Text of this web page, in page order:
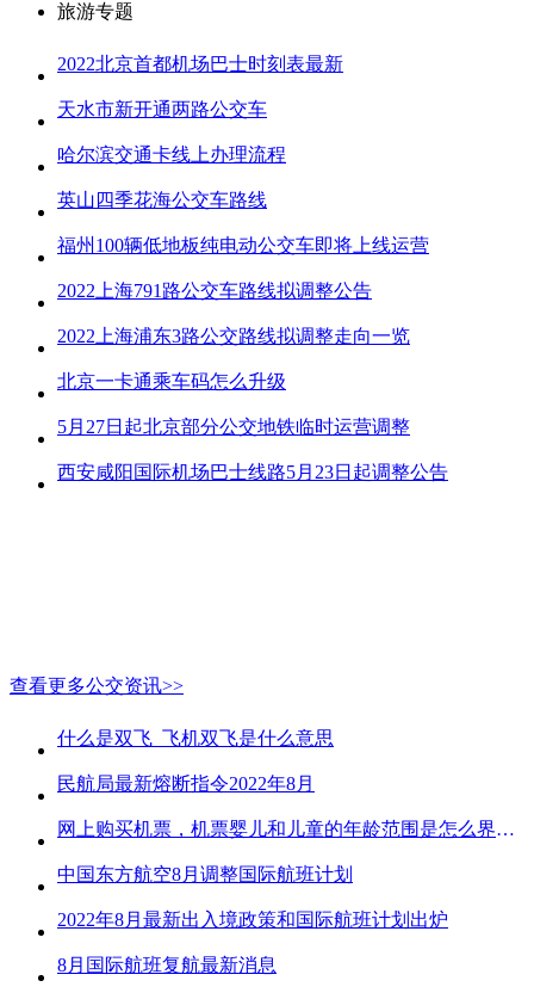
旅游专题
2022北京首都机场巴士时刻表最新
天水市新开通两路公交车
哈尔滨交通卡线上办理流程
英山四季花海公交车路线
福州100辆低地板纯电动公交车即将上线运营
2022上海791路公交车路线拟调整公告
2022上海浦东3路公交路线拟调整走向一览
北京一卡通乘车码怎么升级
5月27日起北京部分公交地铁临时运营调整
西安咸阳国际机场巴士线路5月23日起调整公告
查看更多公交资讯>>
什么是双飞_飞机双飞是什么意思
民航局最新熔断指令2022年8月
网上购买机票，机票婴儿和儿童的年龄范围是怎么界定的？
中国东方航空8月调整国际航班计划
2022年8月最新出入境政策和国际航班计划出炉
8月国际航班复航最新消息